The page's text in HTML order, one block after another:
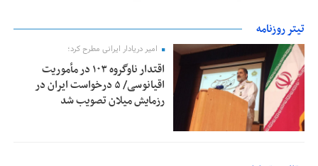
تیتر روزنامه
امیر دریادار ایرانی مطرح کرد؛
اقتدار ناوگروه ۱۰۳ در مأموریت‌
اقیانوسی/ ۵ درخواست ایران در
رزمایش میلان تصویب شد